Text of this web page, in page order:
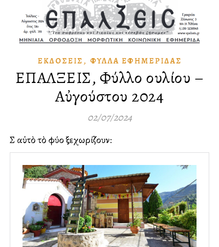
ἘΚΔΌΣΕΙΣ , ΦΎΛΛΑ ἘΦΗΜΕΡΊΔΑΣ
ΕΠΑΛΞΕΙΣ, Φύλλο Ἰουλίου –
Αὐγούστου 2024
02/07/2024
Σὲ αὐτὸ τὸ φύλλο ξεχωρίζουν: